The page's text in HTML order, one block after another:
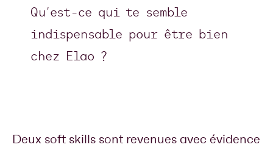
Qu’est-ce qui te semble
indispensable pour être bien
chez Elao ?
Deux soft skills sont revenues avec évidence